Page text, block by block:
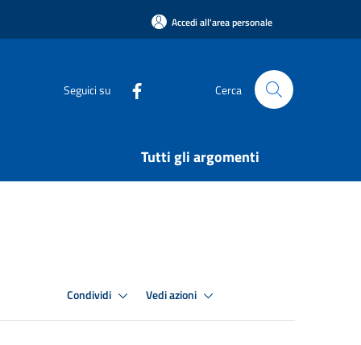
Accedi all'area personale
Seguici su Cerca
Tutti gli argomenti
Condividi Vedi azioni